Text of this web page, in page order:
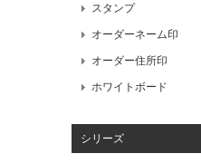
スタンプ
オーダーネーム印
オーダー住所印
ホワイトボード
シリーズ